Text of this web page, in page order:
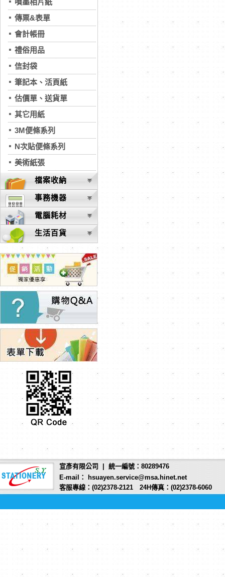
噴墨相片紙
傳票&表單
會計帳冊
禮俗用品
信封袋
筆記本、活頁紙
估價單、送貨單
其它用紙
3M便條系列
N次貼便條系列
美術紙張
檔案收納
事務機器
電腦耗材
生活百貨
宣彥有限公司 | 統一編號：80289476
E-mail： hsuayen.service@msa.hinet.net
客服專線：(02)2378-2121 24H傳真：(02)2378-6060